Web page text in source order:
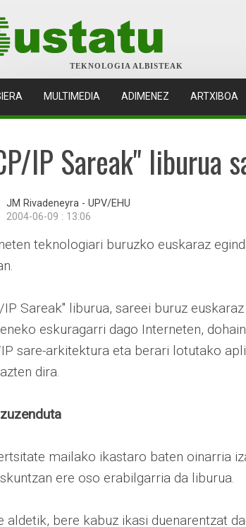
TEKNOLOGIA ALBISTEAK
(CURRENT)
MULTIMEDIA ADIMENEZ ARTXIBOA
IP Sareak" liburua
JM Rivadeneyra - UPV/EHU
2004-06-09 : 13:06
teknologiari buruzko euskaraz
IP Sareak" liburua, sareei buruz
eskuragarri dago Interneten,
sare-arkitektura eta berari lotutako
dira.
mailako ikastaro baten oinarria
ere oso erabilgarria da liburua.
aldetik, bere kabuz ikasi duenarentzat